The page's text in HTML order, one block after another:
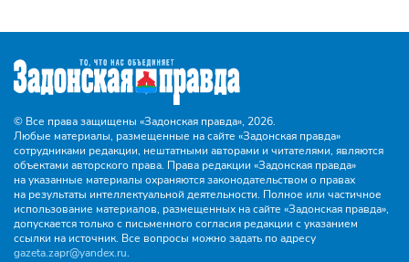
© Все права защищены «Задонская правда», 2026.
Любые материалы, размещенные на сайте «Задонская правда»
сотрудниками редакции, нештатными авторами и читателями, являются
объектами авторского права. Права редакции «Задонская правда»
на указанные материалы охраняются законодательством о правах
на результаты интеллектуальной деятельности. Полное или частичное
использование материалов, размещенных на сайте «Задонская правда»,
допускается только с письменного согласия редакции с указанием
ссылки на источник. Все вопросы можно задать по адресу
gazeta.zapr@yandex.ru.